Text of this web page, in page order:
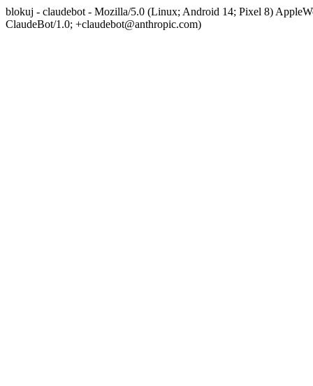
blokuj - claudebot - Mozilla/5.0 (Linux; Android 14; Pixel 8)
ClaudeBot/1.0; +claudebot@anthropic.com)